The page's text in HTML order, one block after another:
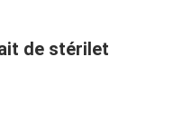
de stérilet